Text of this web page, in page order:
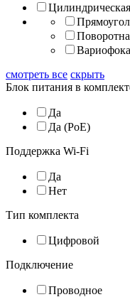
Цилиндрическая
смотреть все скрыть
Блок питания в
Да
Да (PoE)
Поддержка Wi-Fi
Да
Нет
Тип комплекта
Цифровой
Подключение
Проводное